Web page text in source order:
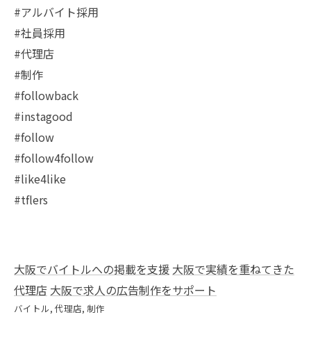
#アルバイト採用
#社員採用
#代理店
#制作
#followback
#instagood
#follow
#follow4follow
#like4like
#tflers
大阪でバイトルへの掲載を支援 大阪で実績を重ねてきた
代理店 大阪で求人の広告制作をサポート
バイトル 代理店 制作